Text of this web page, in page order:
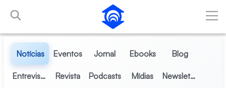
Pular para o Conteúdo principal
Notícias Eventos Jornal Ebooks Blog
Entrevistas Revista Podcasts Mídias Newsletter